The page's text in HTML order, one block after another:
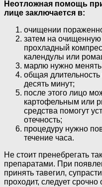
Неотложная помощь
лице заключается в:
очищении
затем на очищенную
прохладный
календулы или
марлю нужно
общая
десять минут;
после этого лицо
картофельным или
средства помогут
отечность;
процедуру нужно
течение часа.
Не стоит пренебрегать
препаратами. При
принять тавегил,
проходит, следует срочно